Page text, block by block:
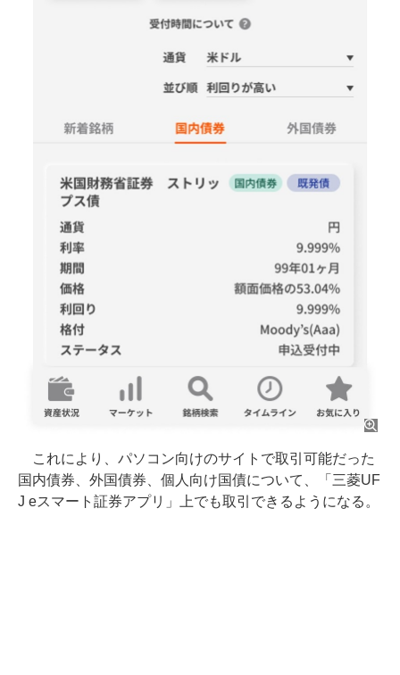
これにより、パソコン向けのサイトで取引可能だった
国内債券、外国債券、個人向け国債について、「三菱UF
J eスマート証券アプリ」上でも取引できるようになる。